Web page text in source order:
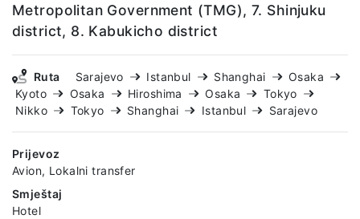
Metropolitan Government (TMG), 7. Shinjuku
district, 8. Kabukicho district
Ruta Sarajevo Istanbul Shanghai
Osaka
Kyoto
Osaka Hiroshima Osaka
Tokyo
Nikko
Tokyo Shanghai Istanbul Sarajevo
Prijevoz
Avion, Lokalni transfer
Smještaj
Hotel